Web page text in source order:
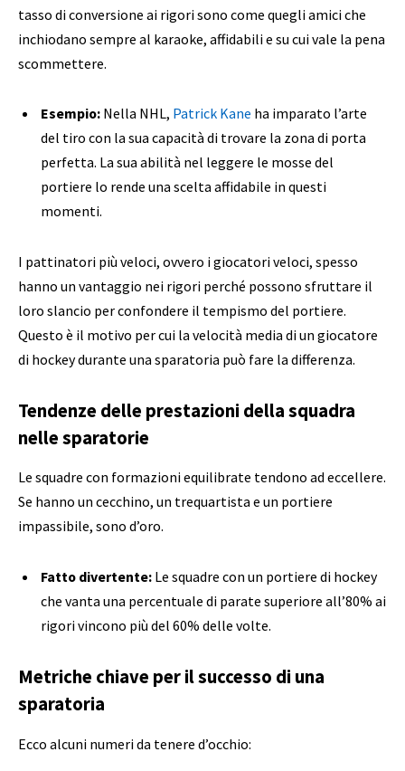
tasso di conversione ai rigori sono come quegli amici che
inchiodano sempre al karaoke, affidabili e su cui vale la pena
scommettere.
Esempio: Nella NHL, Patrick Kane ha imparato l’arte
del tiro con la sua capacità di trovare la zona di porta
perfetta. La sua abilità nel leggere le mosse del
portiere lo rende una scelta affidabile in questi
momenti.
I pattinatori più veloci, ovvero i giocatori veloci, spesso
hanno un vantaggio nei rigori perché possono sfruttare il
loro slancio per confondere il tempismo del portiere.
Questo è il motivo per cui la velocità media di un giocatore
di hockey durante una sparatoria può fare la differenza.
Tendenze delle prestazioni della squadra
nelle sparatorie
Le squadre con formazioni equilibrate tendono ad eccellere.
Se hanno un cecchino, un trequartista e un portiere
impassibile, sono d’oro.
Fatto divertente: Le squadre con un portiere di hockey
che vanta una percentuale di parate superiore all’80% ai
rigori vincono più del 60% delle volte.
Metriche chiave per il successo di una
sparatoria
Ecco alcuni numeri da tenere d’occhio: